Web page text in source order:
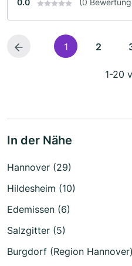
0.0 (0
1 2
1-20
In der Nähe
Hannover (29)
Hildesheim (10)
Edemissen (6)
Salzgitter (5)
Burgdorf (Region